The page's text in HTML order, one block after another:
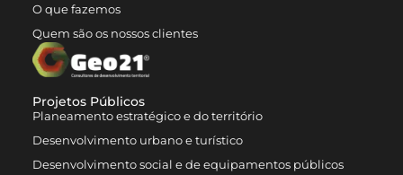
O que fazemos
Quem são os nossos clientes
Projetos Públicos
Planeamento estratégico e do território
Desenvolvimento urbano e turístico
Desenvolvimento social e de equipamentos públicos